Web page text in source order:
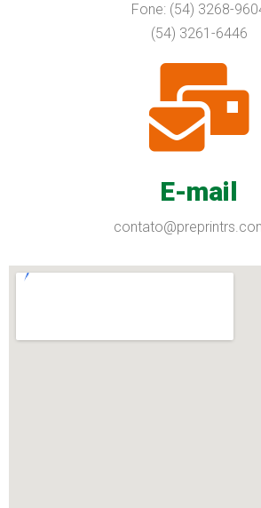
Fone: (54) 3268-
(54) 3261-6446
E-mail